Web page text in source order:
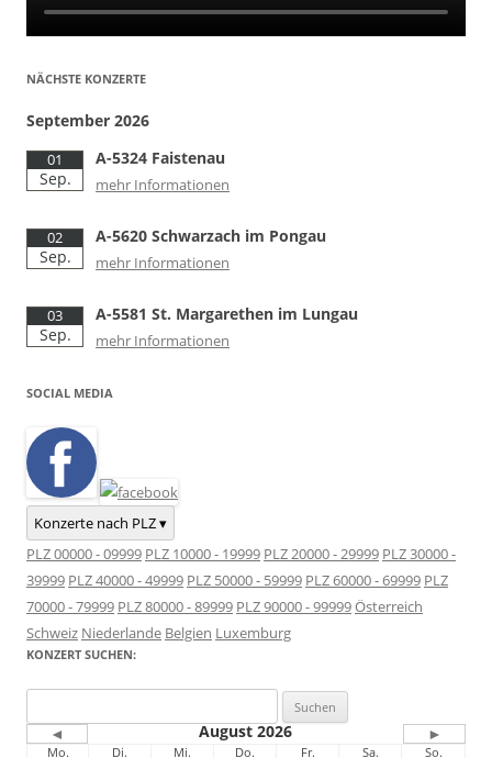
NÄCHSTE KONZERTE
September 2026
01
Sep.
A-5324 Faistenau
mehr Informationen
02
Sep.
A-5620 Schwarzach im Pongau
mehr Informationen
03
Sep.
A-5581 St. Margarethen im Lungau
mehr Informationen
SOCIAL MEDIA
Konzerte nach PLZ ▾
PLZ 00000 - 09999 PLZ 10000 - 19999 PLZ 20000 - 29999 PLZ 30000 -
39999 PLZ 40000 - 49999 PLZ 50000 - 59999 PLZ 60000 - 69999 PLZ
70000 - 79999 PLZ 80000 - 89999 PLZ 90000 - 99999Österreich
Schweiz Niederlande Belgien Luxemburg
KONZERT SUCHEN:
nach:
◄ August 2026 ►
Mo. Di. Mi. Do. Fr. Sa. So.